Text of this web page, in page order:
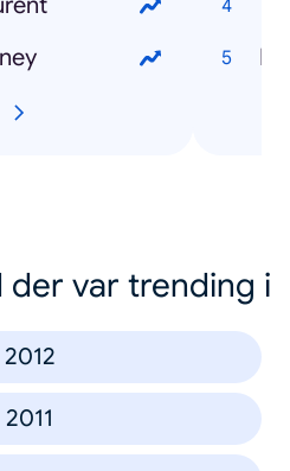
der var trending i
2012
2011